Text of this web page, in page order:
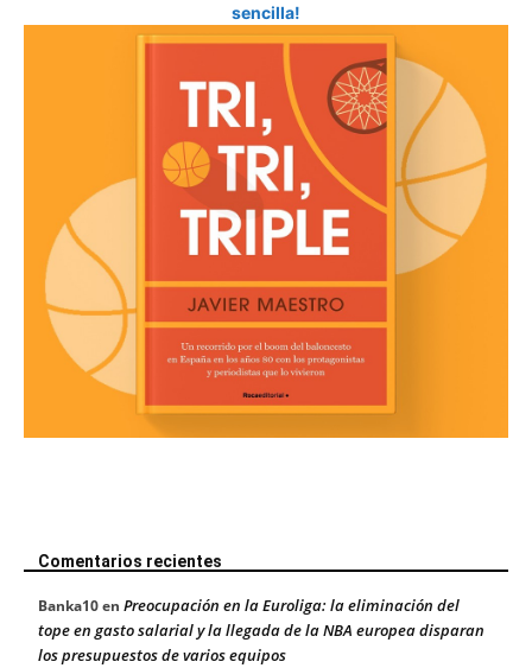
sencilla!
Comentarios recientes
Banka10en Preocupación en la Euroliga: la eliminación del
tope en gasto salarial y la llegada de la NBA europea disparan
los presupuestos de varios equipos